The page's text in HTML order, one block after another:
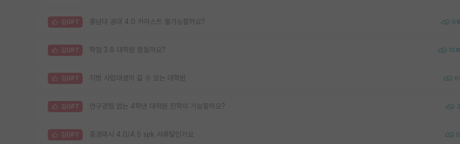
김GPT 충남대 공대 4.0 카이스트 불가능할까요? 6
김GPT 학점 3.8 대학원 힘들까요? 10
김GPT 지방 사립대생이 갈 수 있는 대학원 6
김GPT 연구경험 없는 4학년 대학원 진학이 가능할까요? 3
김GPT 중경외시 4.0/4.5 spk 서류탈인가요 0